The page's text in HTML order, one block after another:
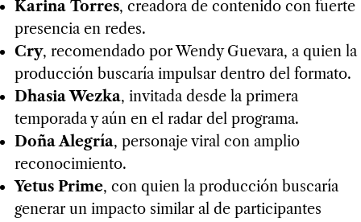
Karina Torres, creadora de contenido con fuerte
presencia en redes.
Cry, recomendado por Wendy Guevara, a quien la
producción buscaría impulsar dentro del formato.
Dhasia Wezka, invitada desde la primera
temporada y aún en el radar del programa.
Doña Alegría, personaje viral con amplio
reconocimiento.
Yetus Prime, con quien la producción buscaría
generar un impacto similar al de participantes